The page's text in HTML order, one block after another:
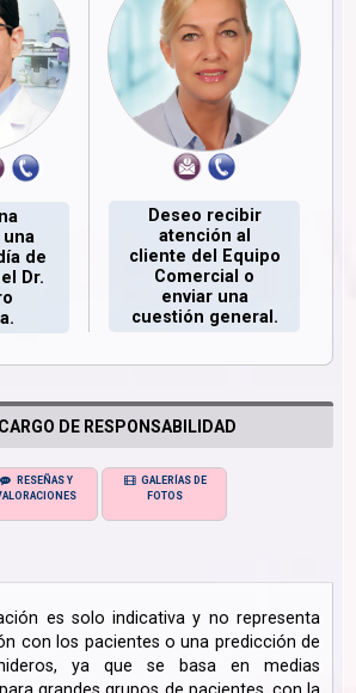
de
Dr.
Deseo recibir
atención al
cliente del Equipo
Comercial o
enviar una
cuestión general.
DE RESPONSABILIDAD
RESEÑAS Y
GALERÍAS DE
FOTOS
es solo indicativa y no representa
con los pacientes o una predicción de
ya que se basa en medias